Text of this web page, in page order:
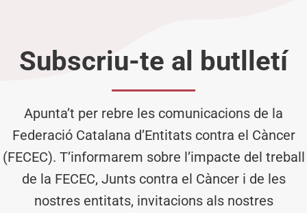
Subscriu-te al butlletí
Apunta’t per rebre les comunicacions de la
Federació Catalana d’Entitats contra el Càncer
(FECEC). T’informarem sobre l’impacte del treball
de la FECEC, Junts contra el Càncer i de les
nostres entitats, invitacions als nostres